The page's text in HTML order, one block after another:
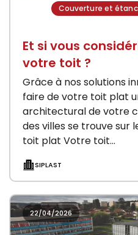
Couverture et
Et si vous
votre toit ?
Grâce à nos solutions
faire de votre toit plat
architectural de votre
des villes se trouve
toit plat Votre toit…
SIPLAST
22/04/2026